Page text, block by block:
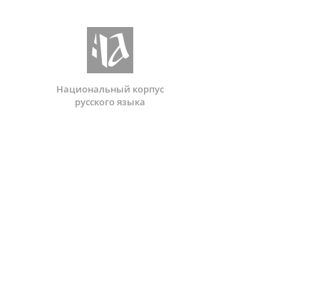
Национальный корпус
русского языка